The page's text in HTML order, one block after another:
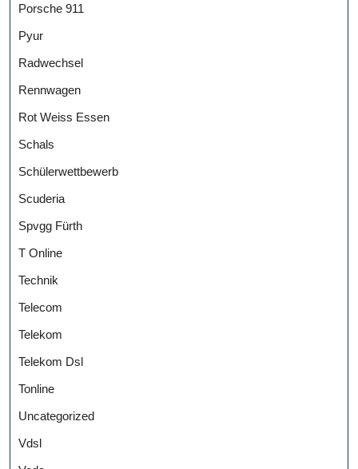
Porsche 911
Pyur
Radwechsel
Rennwagen
Rot Weiss Essen
Schals
Schülerwettbewerb
Scuderia
Spvgg Fürth
T Online
Technik
Telecom
Telekom
Telekom Dsl
Tonline
Uncategorized
Vdsl